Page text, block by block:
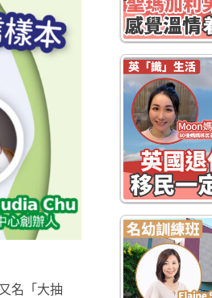
名「大抽